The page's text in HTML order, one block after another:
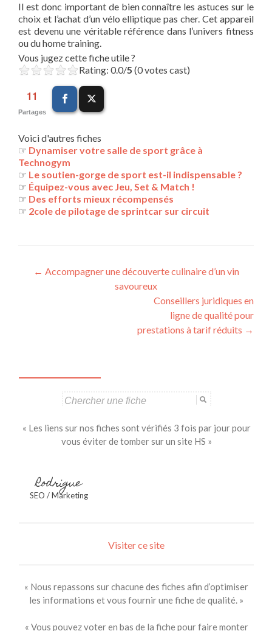
Il est donc important de bien connaître les astuces sur le
choix et l’achat d’un vélo elliptique pas cher. Cet appareil
est devenu une véritable référence dans l’univers fitness
ou du home training.
Vous jugez cette fiche utile ?
Rating: 0.0/5 (0 votes cast)
11
Partages
Voici d'autres fiches
☞ Dynamiser votre salle de sport grâce à
Technogym
☞ Le soutien-gorge de sport est-il indispensable ?
☞ Équipez-vous avec Jeu, Set & Match !
☞ Des efforts mieux récompensés
☞ 2cole de pilotage de sprintcar sur circuit
Navigation
← Accompagner une découverte culinaire d’un vin
savoureux
Conseillers juridiques en
ligne de qualité pour
prestations à tarif réduits →
« Les liens sur nos fiches sont vérifiés 3 fois par jour pour
vous éviter de tomber sur un site HS »
Rodrigue
SEO / Marketing
Visiter ce site
« Nous repassons sur chacune des fiches afin d’optimiser
les informations et vous fournir une fiche de qualité. »
« Vous pouvez voter en bas de la fiche pour faire monter